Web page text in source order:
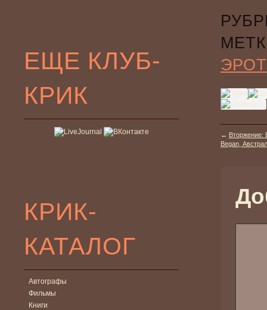
ЕЩЕ КЛУБ-
КРИК
КРИК-
КАТАЛОГ
Автографы
Фильмы
Книги
← Вторжение:
Began,